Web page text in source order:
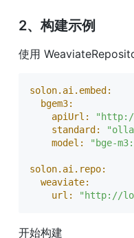
2、构建示例
使用
solon.ai.embed:
bgem3:
apiUrl:
"http://
standard:
model:
"bge-
solon.ai.repo:
weaviate:
url:
"http://
开始构建